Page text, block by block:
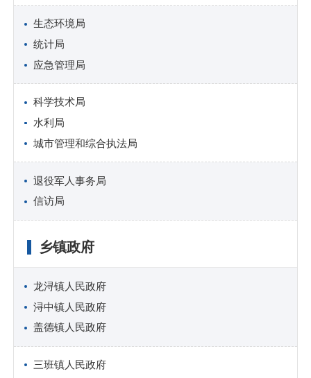
生态环境局
统计局
应急管理局
科学技术局
水利局
城市管理和综合执法局
退役军人事务局
信访局
乡镇政府
龙浔镇人民政府
浔中镇人民政府
盖德镇人民政府
三班镇人民政府